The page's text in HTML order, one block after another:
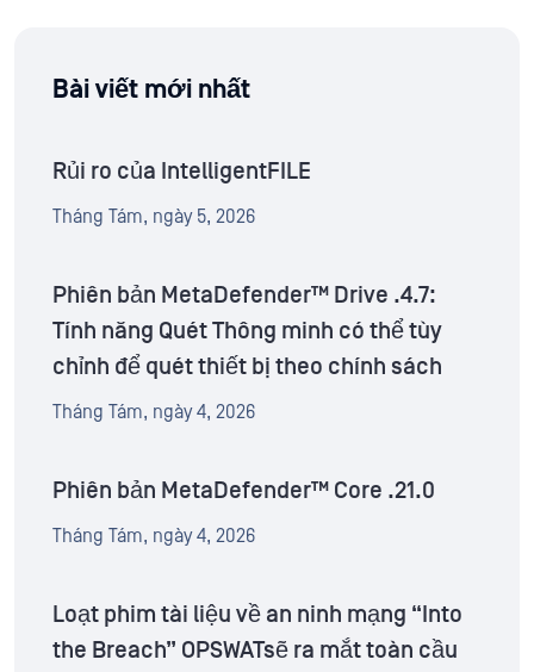
Bài viết mới nhất
Rủi ro của IntelligentFILE
Tháng Tám, ngày 5, 2026
Phiên bản MetaDefender™ Drive .4.7:
Tính năng Quét Thông minh có thể tùy
chỉnh để quét thiết bị theo chính sách
Tháng Tám, ngày 4, 2026
Phiên bản MetaDefender™ Core .21.0
Tháng Tám, ngày 4, 2026
Loạt phim tài liệu về an ninh mạng “Into
the Breach” OPSWATsẽ ra mắt toàn cầu